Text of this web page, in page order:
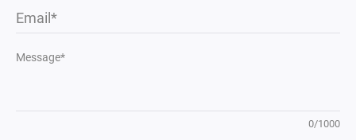
Email
Message*
0/1000